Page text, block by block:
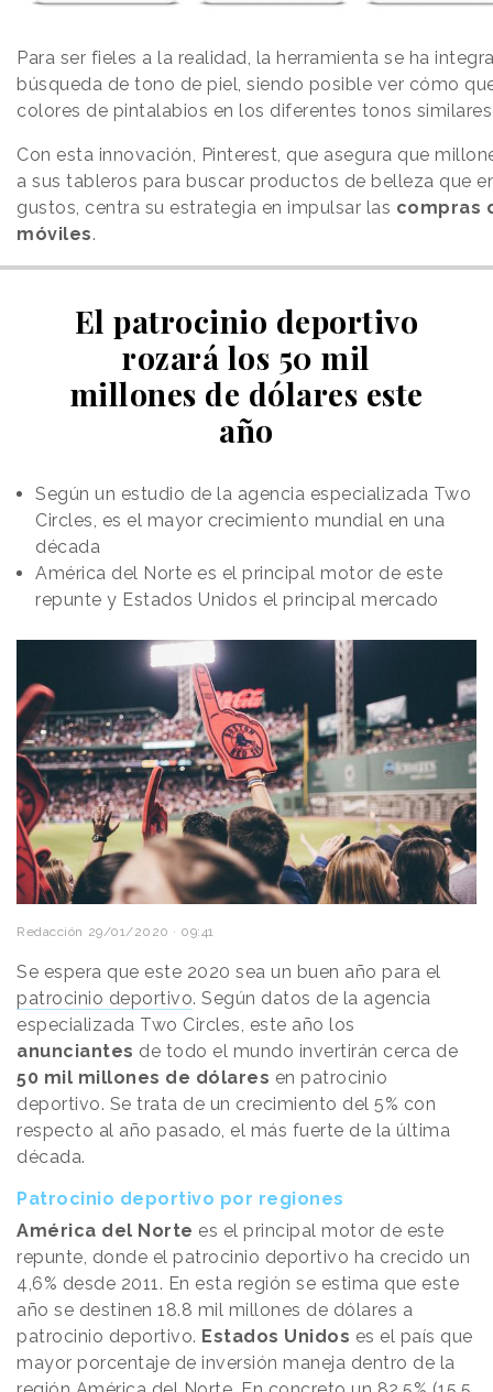
Para ser fieles a la realidad, la herramienta se ha
búsqueda de tono de piel, siendo posible ver cómo
colores de pintalabios en los diferentes tonos
Con esta innovación, Pinterest, que asegura que
a sus tableros para buscar productos de belleza que
gustos, centra su estrategia en impulsar las compras
móviles.
El patrocinio deportivo
rozará los 50 mil
millones de dólares este
año
Según un estudio de la agencia especializada Two
Circles, es el mayor crecimiento mundial en una
década
América del Norte es el principal motor de este
repunte y Estados Unidos el principal mercado
Redacción 29/01/2020 · 09:41
Se espera que este 2020 sea un buen año para el
patrocinio deportivo. Según datos de la agencia
especializada Two Circles, este año los
anunciantes de todo el mundo invertirán cerca de
50 mil millones de dólares en patrocinio
deportivo. Se trata de un crecimiento del 5% con
respecto al año pasado, el más fuerte de la última
década.
Patrocinio deportivo por regiones
América del Norte es el principal motor de este
repunte, donde el patrocinio deportivo ha crecido un
4,6% desde 2011. En esta región se estima que este
año se destinen 18.8 mil millones de dólares a
patrocinio deportivo. Estados Unidos es el país que
mayor porcentaje de inversión maneja dentro de la